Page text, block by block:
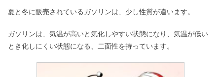
夏と冬に販売されているガソリンは、少し性質が違います。
ガソリンは、気温が高いと気化しやすい状態になり、気温が低い
とき化しにくい状態になる、二面性を持っています。